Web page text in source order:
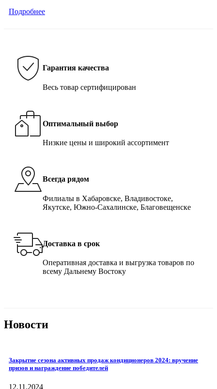
Подробнее
Гарантия качества
Весь товар сертифицирован
Оптимальный выбор
Низкие цены и широкий ассортимент
Всегда рядом
Филиалы в Хабаровске, Владивостоке,
Якутске, Южно-Сахалинске, Благовещенске
Доставка в срок
Оперативная доставка и выгрузка товаров по
всему Дальнему Востоку
Новости
Закрытие сезона активных продаж кондиционеров 2024: вручение
призов и награждение победителей
12.11.2024